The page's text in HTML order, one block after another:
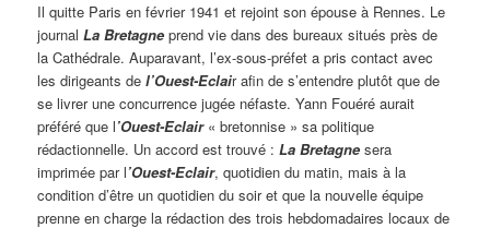
Il quitte Paris en février 1941 et rejoint son épouse à Rennes. Le
journalLa Bretagne prend vie dans des bureaux situés près de
la Cathédrale. Auparavant, l’ex-sous-préfet a pris contact avec
les dirigeants de l’Ouest-Eclair afin de s’entendre plutôt que de
se livrer une concurrence jugée néfaste. Yann Fouéré aurait
préféré que l’Ouest-Eclair« bretonnise » sa politique
rédactionnelle. Un accord est trouvé : La Bretagne sera
imprimée par l’Ouest-Eclair, quotidien du matin, mais à la
condition d’être un quotidien du soir et que la nouvelle équipe
prenne en charge la rédaction des trois hebdomadaires locaux de